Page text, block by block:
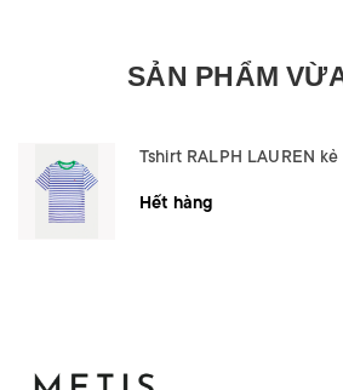
SẢN PHẨM
Tshirt RALPH LAUREN
Hết hàng